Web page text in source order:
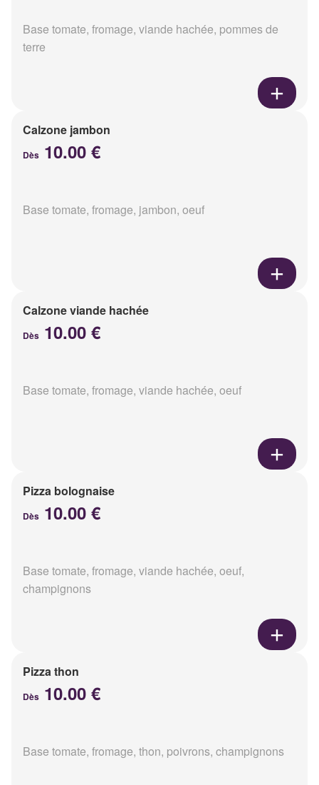
Base tomate, fromage, viande hachée, pommes de
terre
Calzone jambon
Dès 10.00 €
Base tomate, fromage, jambon, oeuf
Calzone viande hachée
Dès 10.00 €
Base tomate, fromage, viande hachée, oeuf
Pizza bolognaise
Dès 10.00 €
Base tomate, fromage, viande hachée, oeuf,
champignons
Pizza thon
Dès 10.00 €
Base tomate, fromage, thon, poivrons, champignons